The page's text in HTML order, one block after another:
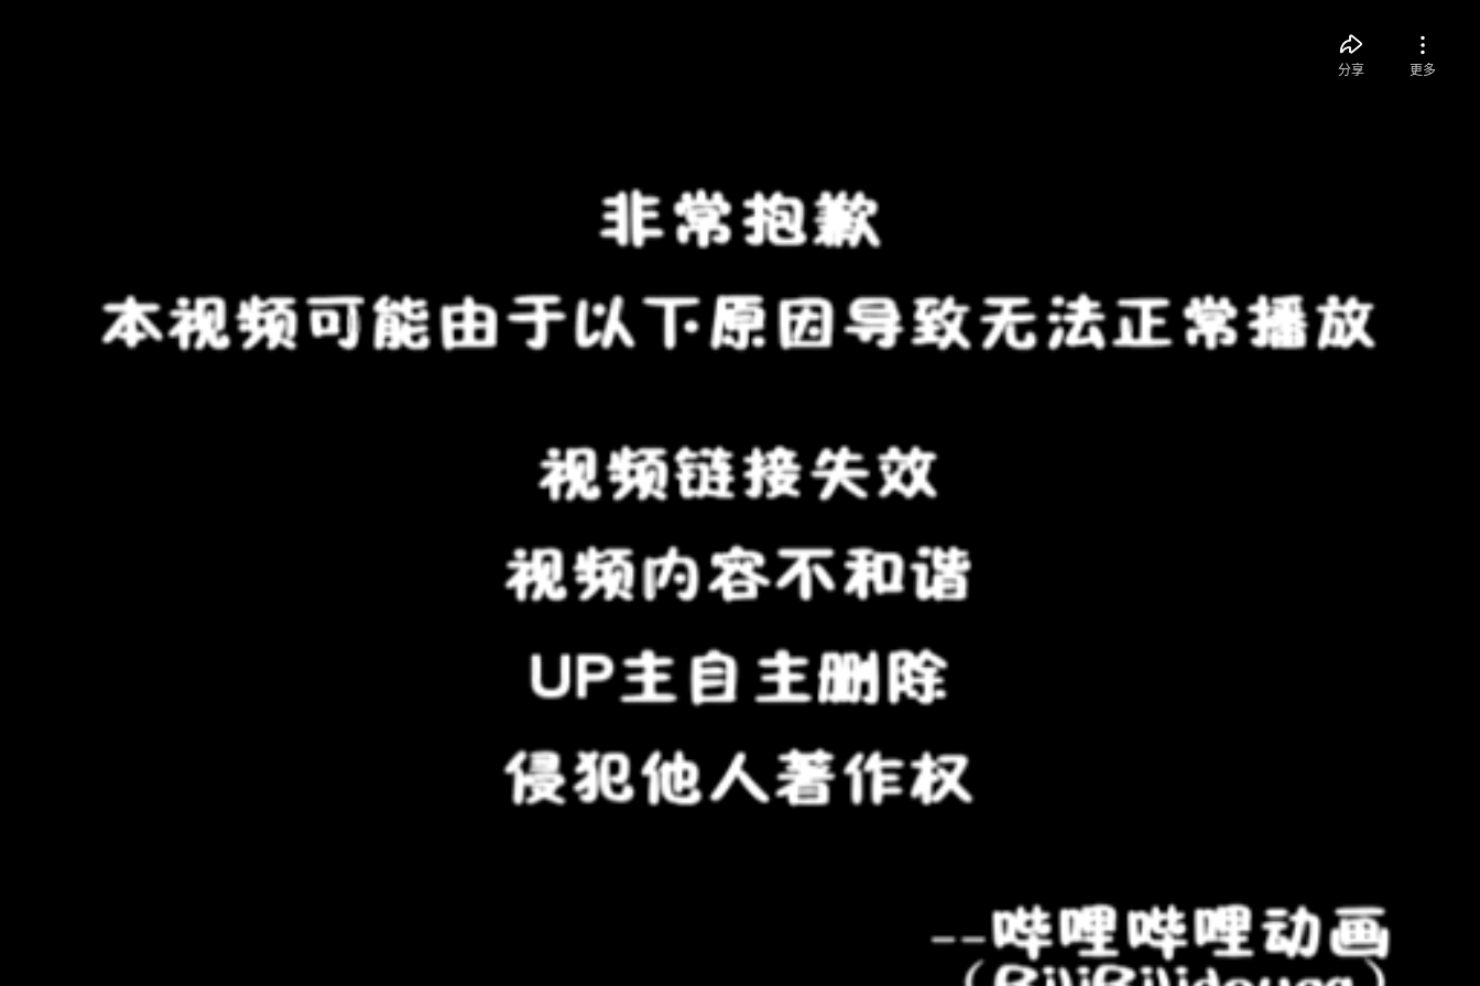
分享 更多